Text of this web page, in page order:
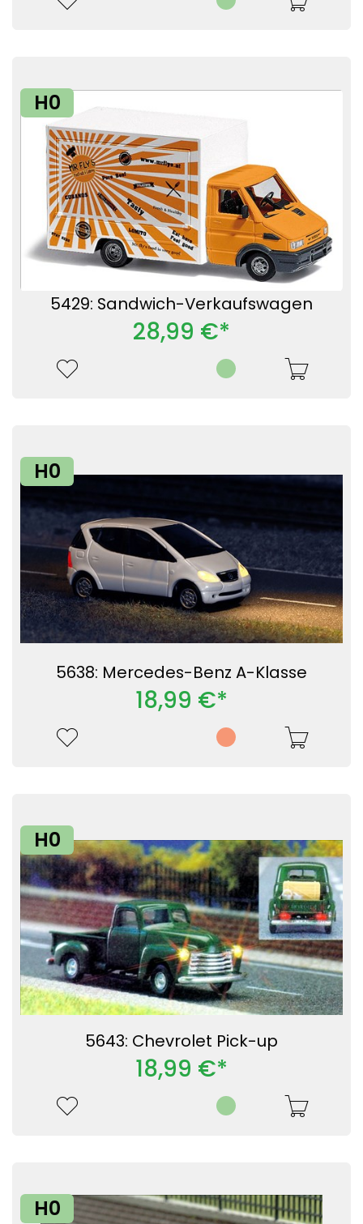
H0
5429: Sandwich-Verkaufswagen
28,99 €*
H0
5638: Mercedes-Benz A-Klasse
18,99 €*
H0
5643: Chevrolet Pick-up
18,99 €*
H0